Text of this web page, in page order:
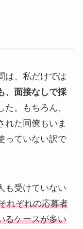
は、私だけでは
、面接なしで採
た。もちろん、
れた同僚もいま
っていない訳で
も受けていない
れぞれの応募者
るケースが多い